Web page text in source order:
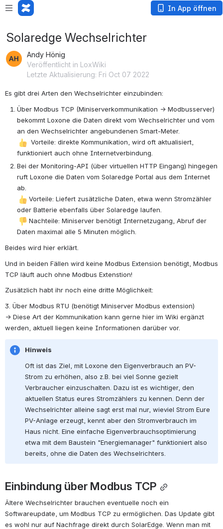
In App öffnen
Solaredge Wechselrichter
Andy Hönig
Veröffentlicht in LoxWiki
Letzte Aktualisierung: Fri Oct 07 2022
Es gibt drei Arten den Wechselrichter einzubinden:
Über Modbus TCP (Miniserverkommunikation → Modbusserver)
bekommt Loxone die Daten direkt vom Wechselrichter und vom
an den Wechselrichter angebundenen Smart-Meter.
Vorteile: direkte Kommunikation, wird oft aktualisiert,
funktioniert auch ohne Internetverbindung.
Bei der Monitoring-API (über virtuellen HTTP Eingang) hingegen
ruft Loxone die Daten vom Solaredge Portal aus dem Internet
ab.
Vorteile: Liefert zusätzliche Daten, etwa wenn Stromzähler
oder Batterie ebenfalls über Solaredge laufen.
Nachteile: Miniserver benötigt Internetzugang, Abruf der
Daten maximal alle 5 Minuten möglich.
Beides wird hier erklärt.
Und in beiden Fällen wird keine Modbus Extension benötigt, Modbus
TCP läuft auch ohne Modbus Extenstion!
Zusätzlich habt ihr noch eine dritte Möglichkeit:
3. Über Modbus RTU (benötigt Miniserver Modbus extension)
→ Diese Art der Kommunikation kann gerne hier im Wiki ergänzt
werden, aktuell liegen keine Informationen darüber vor.
Hinweis
Oft ist das Ziel, mit Loxone den Eigenverbrauch an PV-
Strom zu erhöhen, also z.B. bei viel Sonne gezielt
Verbraucher einzuschalten. Dazu ist es wichtiger, den
aktuellen Status eures Stromzählers zu kennen. Denn der
Wechselrichter alleine sagt erst mal nur, wieviel Strom Eure
PV-Anlage erzeugt, kennt aber den Stromverbrauch im
Haus nicht. Eine einfache Eigenverbrauchsoptimierung
etwa mit dem Baustein "Energiemanager" funktioniert also
bereits, ohne die Daten des Wechselrichters.
Einbindung über Modbus TCP
Ältere Wechselrichter brauchen eventuelle noch ein
Softwareupdate, um Modbus TCP zu ermöglichen. Das Update gibt
es wohl nur auf Nachfrage direkt durch SolarEdge. Wenn man mit